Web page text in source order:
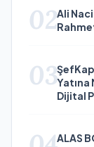
02Ali Naci
03
Dijital
ALAS